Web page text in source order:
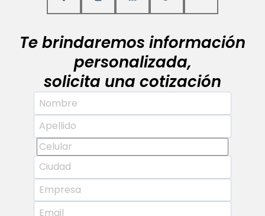
Te brindaremos información
personalizada,
solicita una cotización